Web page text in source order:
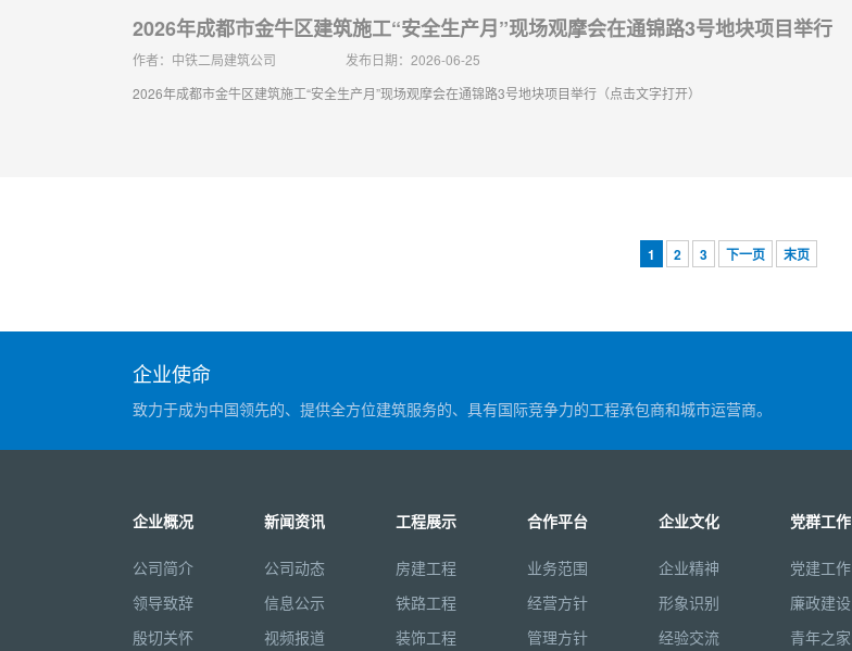
2026年成都市金牛区建筑施工“安全生产月”现场观摩会在通锦路3号地块项目举行
作者：中铁二局建筑公司
发布日期：2026-06-25
2026年成都市金牛区建筑施工“安全生产月”现场观摩会在通锦路3号地块项目举行（点击文字打开）
1 2 3 下一页 末页
企业使命
致力于成为中国领先的、提供全方位建筑服务的、具有国际竞争力的工程承包商和城市运营商。
企业概况
公司简介
领导致辞
殷切关怀
新闻资讯
公司动态
信息公示
视频报道
工程展示
房建工程
铁路工程
装饰工程
合作平台
业务范围
经营方针
管理方针
企业文化
企业精神
形象识别
经验交流
党群工作
党建工作
廉政建设
青年之家